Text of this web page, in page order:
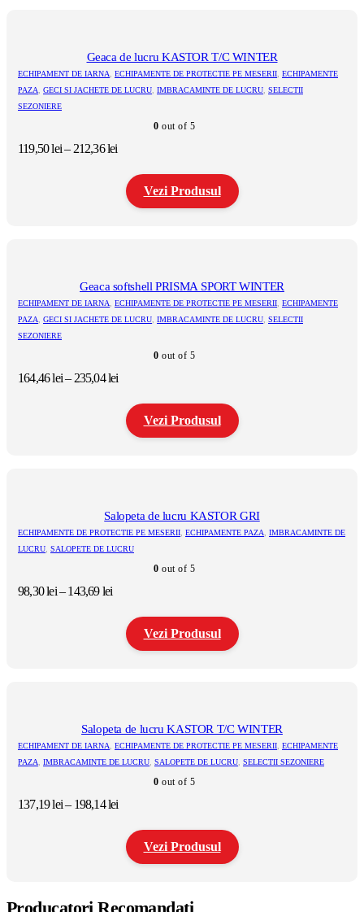
Geaca de lucru KASTOR T/C WINTER
ECHIPAMENT DE IARNA, ECHIPAMENTE DE PROTECTIE PE MESERII, ECHIPAMENTE
PAZA, GECI SI JACHETE DE LUCRU, IMBRACAMINTE DE LUCRU, SELECTII
SEZONIERE
0 out of 5
119,50lei– 212,36leiInterval
prețuri:
119,50 lei
până
Vezi Produsul
variații.
Opțiunile
pot
fi
în
pagina
Geaca softshell PRISMA SPORT WINTER
ECHIPAMENT DE IARNA, ECHIPAMENTE DE PROTECTIE PE MESERII, ECHIPAMENTE
PAZA, GECI SI JACHETE DE LUCRU, IMBRACAMINTE DE LUCRU, SELECTII
SEZONIERE
0 out of 5
164,46lei– 235,04leiInterval
prețuri:
164,46 lei
până
Vezi Produsul
variații.
Opțiunile
pot
alese
în
Salopeta de lucru KASTOR GRI
ECHIPAMENTE DE PROTECTIE PE MESERII, ECHIPAMENTE PAZA, IMBRACAMINTE DE
LUCRU, SALOPETE DE LUCRU
0 out of 5
98,30lei– 143,69leiInterval
prețuri:
98,30 lei
până
Vezi Produsul
variații.
Opțiunile
pot
alese
în
Salopeta de lucru KASTOR T/C WINTER
ECHIPAMENT DE IARNA, ECHIPAMENTE DE PROTECTIE PE MESERII, ECHIPAMENTE
PAZA, IMBRACAMINTE DE LUCRU, SALOPETE DE LUCRU, SELECTII SEZONIERE
0 out of 5
137,19lei– 198,14leiInterval
prețuri:
137,19 lei
până
Vezi Produsul
Producatori Recomandati